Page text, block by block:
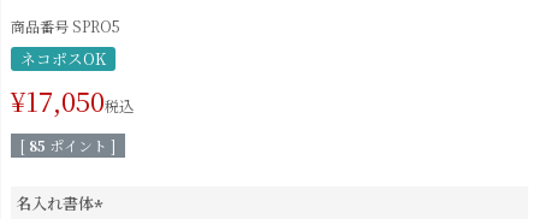
商品番号 SPRO5
ネコポスOK
¥17,050税込
[ 85 ポイント ]
名入れ書体